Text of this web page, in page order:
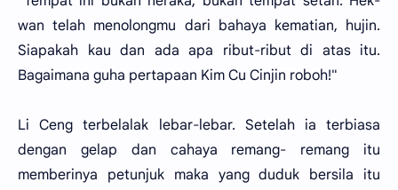
wan telah menolongmu dari bahaya kematian, hujin.
Siapakah kau dan ada apa ribut-ribut di atas itu.
Bagaimana guha pertapaan Kim Cu Cinjin roboh!"
Li Ceng terbelalak lebar-lebar. Setelah ia terbiasa
dengan gelap dan cahaya remang- remang itu
memberinya petunjuk maka yang duduk bersila itu